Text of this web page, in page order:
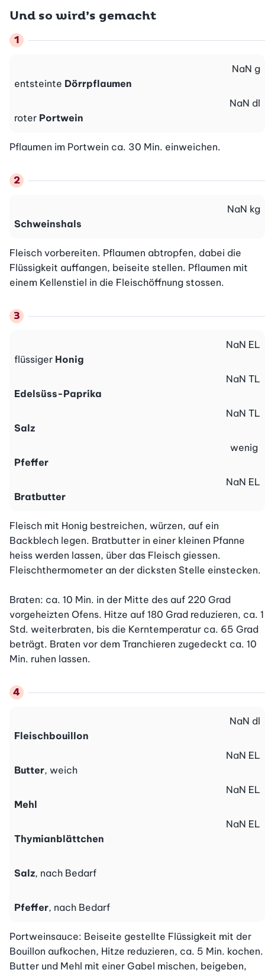
Und so wird’s gemacht
entsteinte Dörrpflaumen
NaN g
roter Portwein
NaN dl
Pflaumen im Portwein ca. 30 Min. einweichen.
Schweinshals
NaN kg
Fleisch vorbereiten. Pflaumen abtropfen, dabei die
Flüssigkeit auffangen, beiseite stellen. Pflaumen mit
einem Kellenstiel in die Fleischöffnung stossen.
flüssiger Honig
NaN EL
Edelsüss-Paprika
NaN TL
Salz
NaN TL
Pfeffer
wenig
Bratbutter
NaN EL
Fleisch mit Honig bestreichen, würzen, auf ein
Backblech legen. Bratbutter in einer kleinen Pfanne
heiss werden lassen, über das Fleisch giessen.
Fleischthermometer an der dicksten Stelle einstecken.
Braten: ca. 10 Min. in der Mitte des auf 220 Grad
vorgeheizten Ofens. Hitze auf 180 Grad reduzieren, ca. 1
Std. weiterbraten, bis die Kerntemperatur ca. 65 Grad
beträgt. Braten vor dem Tranchieren zugedeckt ca. 10
Min. ruhen lassen.
Fleischbouillon
NaN dl
Butter, weich
NaN EL
Mehl
NaN EL
Thymianblättchen
NaN EL
Salz, nach Bedarf
Pfeffer, nach Bedarf
Portweinsauce: Beiseite gestellte Flüssigkeit mit der
Bouillon aufkochen, Hitze reduzieren, ca. 5 Min. kochen.
Butter und Mehl mit einer Gabel mischen, beigeben,